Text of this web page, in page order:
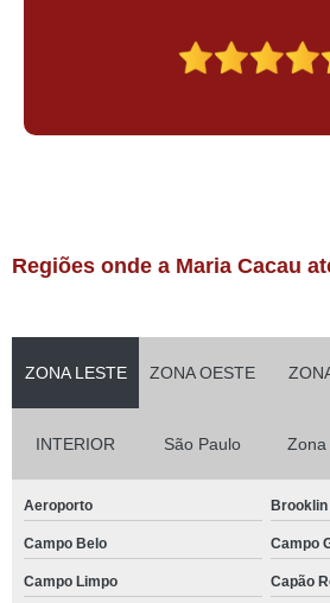
Regiões onde a Maria Cacau
ZONA LESTE ZONA OESTE
INTERIOR São Paulo Zona
Aeroporto Brooklin
Campo Belo Campo
Campo Limpo Capão